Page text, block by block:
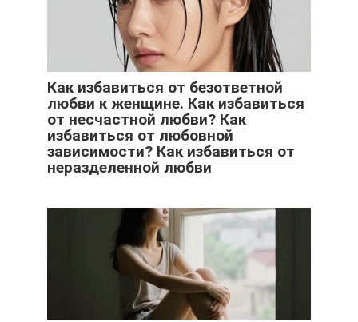
Как избавиться от безответной
любви к женщине. Как избавиться
от несчастной любви? Как
избавиться от любовной
зависимости? Как избавиться от
неразделенной любви